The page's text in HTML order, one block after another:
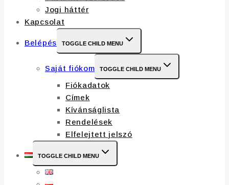
Jogi háttér
Kapcsolat
Belépés TOGGLE CHILD MENU
Saját fiókom TOGGLE CHILD MENU
Fiókadatok
Címek
Kívánságlista
Rendelések
Elfelejtett jelszó
TOGGLE CHILD MENU